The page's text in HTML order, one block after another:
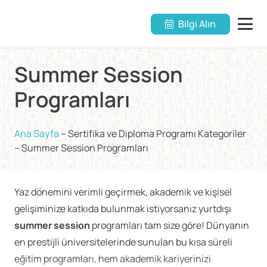
Bilgi Alın
Summer Session
Programları
Ana Sayfa –Sertifika ve Diploma Programı Kategoriler
–Summer Session Programları
Yaz dönemini verimli geçirmek, akademik ve kişisel
gelişiminize katkıda bulunmak istiyorsanız yurtdışı
summer session programları tam size göre! Dünyanın
en prestijli üniversitelerinde sunulan bu kısa süreli
eğitim programları, hem akademik kariyerinizi